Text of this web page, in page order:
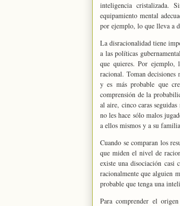
inteligencia cristalizada.
equipamiento mental
por ejemplo, lo que lleva a
La disracionalidad tiene
a las políticas
que quieres. Por ejemplo,
racional. Toman decisiones
y es más probable que
comprensión de la
al aire, cinco caras
no les hace sólo malos
a ellos mismos y a su
Cuando se comparan los
que miden el nivel de
existe una disociación casi
racionalmente que alguien
probable que tenga una
Para comprender el